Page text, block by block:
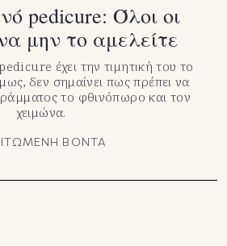
pedicure: Όλοι οι
μην το αμελείτε
έχει την τιμητική του το
δεν σημαίνει πως πρέπει να
το φθινόπωρο και τον
χειμώνα.
ΒΟΝΤΑ